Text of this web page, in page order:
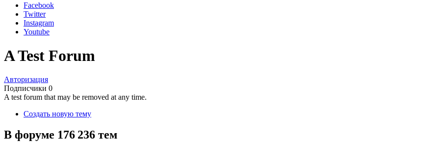
Facebook
Twitter
Instagram
Youtube
A Test Forum
Авторизация
Подписчики 0
A test forum that may be removed at any time.
Создать новую тему
В форуме 176 236 тем